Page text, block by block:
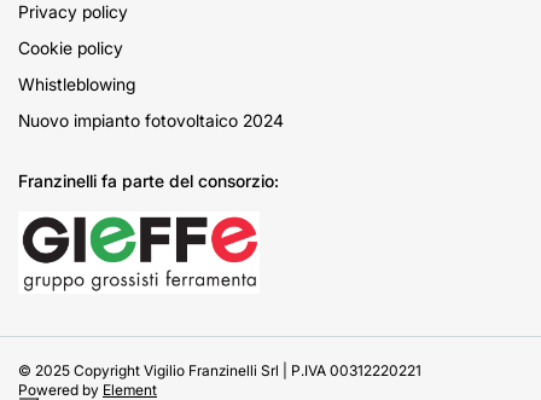
Privacy policy
Cookie policy
Whistleblowing
Nuovo impianto fotovoltaico 2024
Franzinelli fa parte del consorzio:
© 2025 Copyright Vigilio Franzinelli Srl | P.IVA 00312220221
Powered by Element